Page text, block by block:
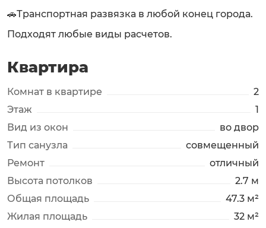
🚗Транспортная развязка в любой конец города.
Подходят любые виды расчетов.
Квартира
Комнат в квартире
2
Этаж
1
Вид из окон
во двор
Тип санузла
совмещенный
Ремонт
отличный
Высота потолков
2.7 м
Общая площадь
47.3 м²
Жилая площадь
32 м²